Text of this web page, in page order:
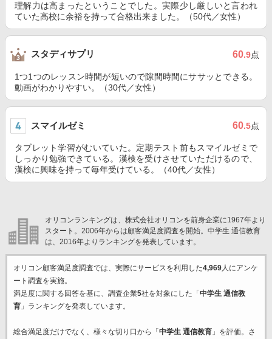
理解力は高まったということでした。実際少し厳しいと言われ
ていた高校に余裕を持って合格出来ました。（50代／女性）
スタディサプリ 60.9点
1つ1つのレッスン時間が短いので隙間時間にササッとできる。
動画がわかりやすい。（30代／女性）
スマイルゼミ 60.5点
タブレット学習がむいていた。定期テスト前もスマイルゼミで
しっかり勉強できている。漢検を受けさせていただけるので、
漢検に興味を持って毎年受けている。（40代／女性）
オリコンランキングは、株式会社オリコンを前身企業に1967年より
スタート。2006年からは顧客満足度調査を開始。中学生 通信教育
は、2016年よりランキングを発表しています。
オリコン顧客満足度調査では、実際にサービスを利用した4,969人にアンケ
ート調査を実施。
満足度に関する回答を基に、調査企業5社を対象にした「 中学生 通信教
育」ランキングを発表しています。
総合満足度だけでなく、様々な切り口から「 中学生 通信教育」を評価。さ